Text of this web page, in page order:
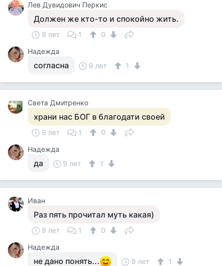
Лев Дувидович Перкис
Должен же кто-то и спокойно жить.
9 лет 1
0
Надежда
согласна 9 лет 1
Света Дмитренко
храни нас БОГ в благодати своей
9 лет 1
0
Надежда
да 9 лет 1
Иван
Раз пять прочитал муть какая)
9 лет 1
0
Надежда
не дано понять... 9 лет 1